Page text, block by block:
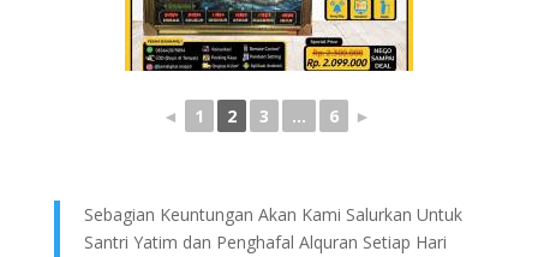
◄ 1 2 3 ... 6 ►
Sebagian Keuntungan Akan Kami Salurkan Untuk
Santri Yatim dan Penghafal Alquran Setiap Hari